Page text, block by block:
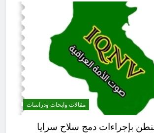
مقالات وابحاث ودراسات
بإجراءات دمج سلاح سرايا